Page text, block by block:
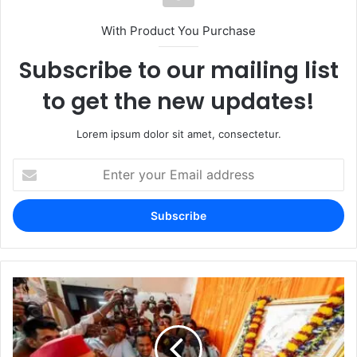
With Product You Purchase
Subscribe to our mailing list
to get the new updates!
Lorem ipsum dolor sit amet, consectetur.